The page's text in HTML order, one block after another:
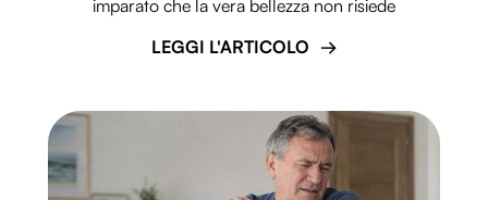
imparato che la vera bellezza non risiede
LEGGI L'ARTICOLO